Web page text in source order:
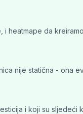
i heatmape da
nije statična - ona
i koji su sljedeći